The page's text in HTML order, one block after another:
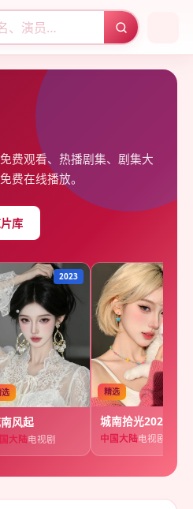
费观看、热播剧集、剧集大
费在线播放。
库
2023
风起
大陆电视剧
精选
城南拾光2025
中国大陆电视剧